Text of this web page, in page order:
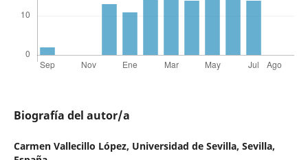
Biografía del autor/a
Carmen Vallecillo López, Universidad de Sevilla, Sevilla,